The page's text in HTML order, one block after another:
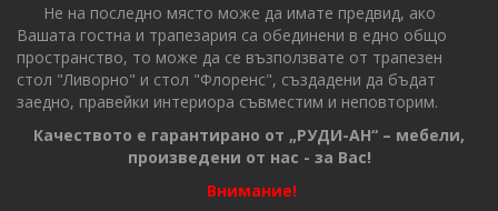
Не на последно място може да имате предвид, ако
Вашата гостна и трапезария са обединени в едно общо
пространство, то може да се възползвате от трапезен
стол "Ливорно" и стол "Флоренс", създадени да бъдат
заедно, правейки интериора съвместим и неповторим.
Качеството е гарантирано от „РУДИ-АН“ – мебели,
произведени от нас - за Вас!
Внимание!